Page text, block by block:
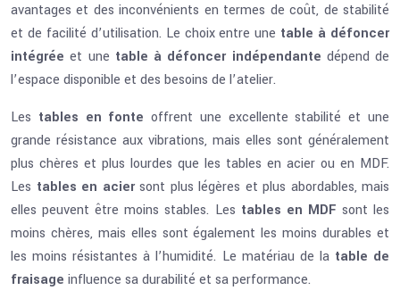
avantages et des inconvénients en termes de coût, de stabilité
et de facilité d’utilisation. Le choix entre une table à défoncer
intégréeet une table à défoncer indépendante dépend de
l’espace disponible et des besoins de l’atelier.
Les tables en fonteoffrent une excellente stabilité et une
grande résistance aux vibrations, mais elles sont généralement
plus chères et plus lourdes que les tables en acier ou en MDF.
Les tables en aciersont plus légères et plus abordables, mais
elles peuvent être moins stables. Les tables en MDF sont les
moins chères, mais elles sont également les moins durables et
les moins résistantes à l’humidité. Le matériau de la table de
fraisage influence sa durabilité et sa performance.